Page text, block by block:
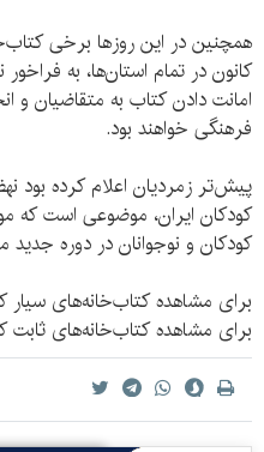
همچنین در این روزها برخی
کانون در تمام استان‌ها، به
امانت دادن کتاب به متقاضیان و
فرهنگی خواهند بود.
پیش‌تر زمردیان اعلام کرده
کودکان ایران، موضوعی است که
کودکان و نوجوانان در دوره
برای مشاهده کتاب‌خانه‌های سیار
برای مشاهده‌ کتاب‌خانه‌های ثابت